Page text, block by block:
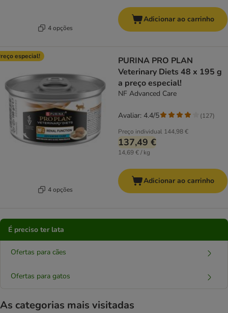
4 opções
Adicionar ao carrinho
especial!
4 opções
PURINA PRO PLAN
Veterinary Diets 48 x 195 g
a preço especial!
NF Advanced Care
Preço individual 144,98 €
137,49 €
14,69 € / kg
Avaliar: 4.4/5 (127)
Adicionar ao carrinho
É preciso ter lata
Ofertas para cães
Ofertas para gatos
As categorias mais visitadas